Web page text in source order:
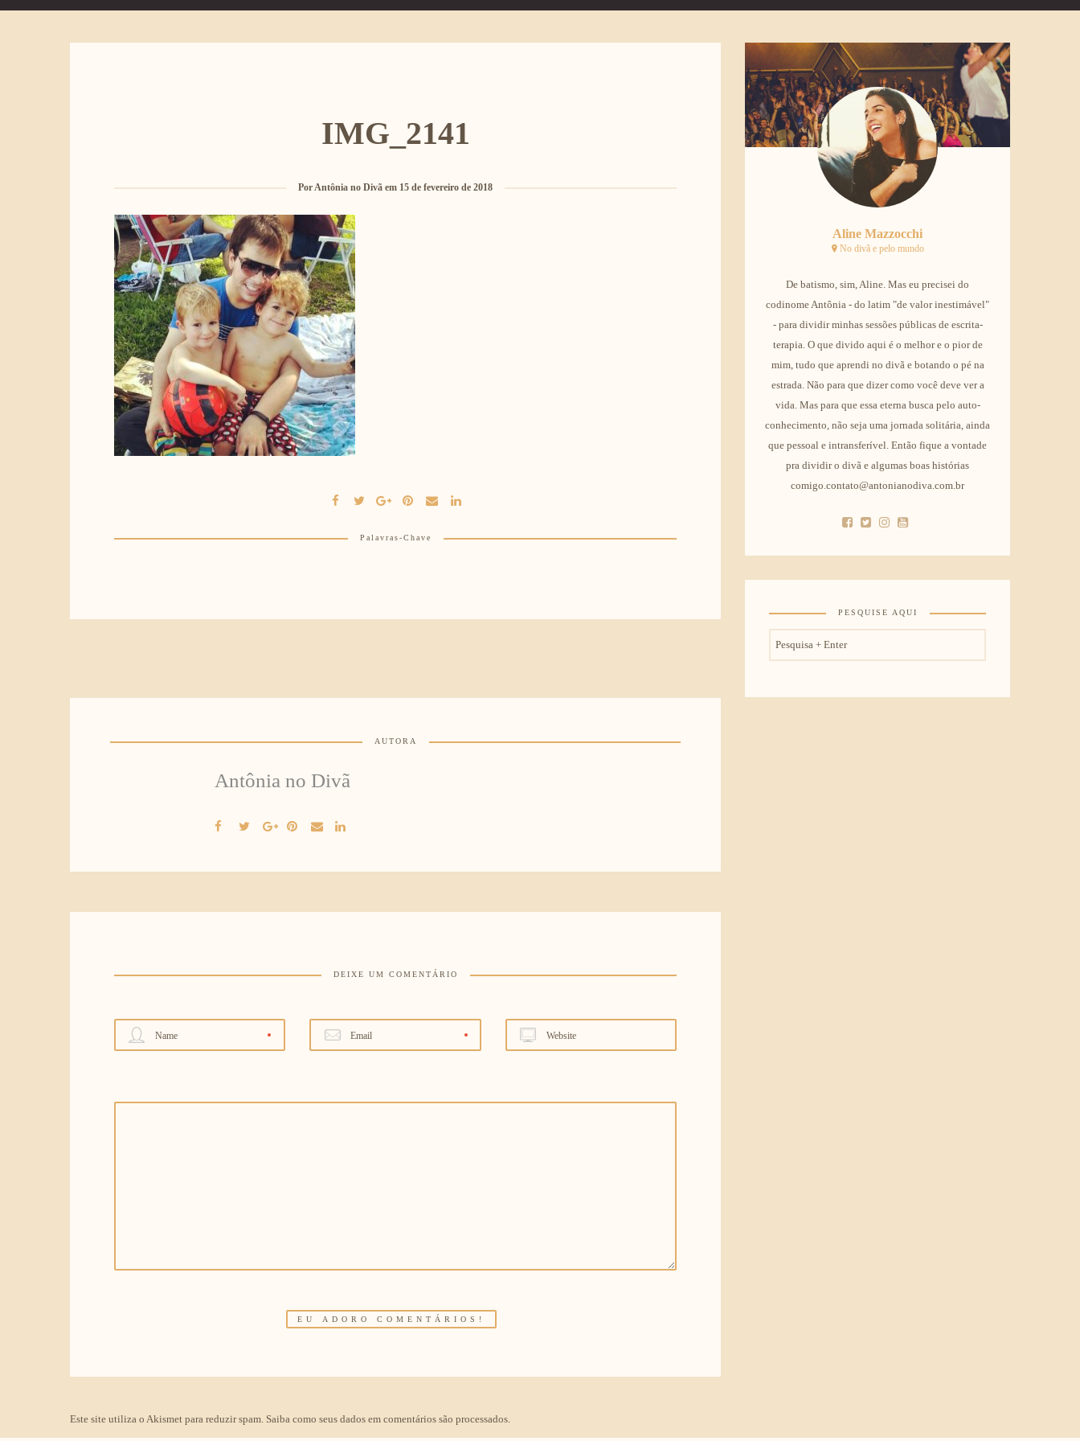
IMG_2141
PorAntônia no Divã em 15 de fevereiro de 2018
Palavras-Chave
AUTORA
Antônia no Divã
DEIXE UM COMENTÁRIO
Name Email Website
Este site utiliza o Akismet para reduzir spam. Saiba como seus dados em comentários são processados.
Aline Mazzocchi
No divã e pelo mundo
De batismo, sim, Aline. Mas eu precisei do
codinome Antônia - do latim "de valor inestimável"
- para dividir minhas sessões públicas de escrita-
terapia. O que divido aqui é o melhor e o pior de
mim, tudo que aprendi no divã e botando o pé na
estrada. Não para que dizer como você deve ver a
vida. Mas para que essa eterna busca pelo auto-
conhecimento, não seja uma jornada solitária, ainda
que pessoal e intransferível. Então fique a vontade
pra dividir o divã e algumas boas histórias
comigo.contato@antonianodiva.com.br
PESQUISE AQUI